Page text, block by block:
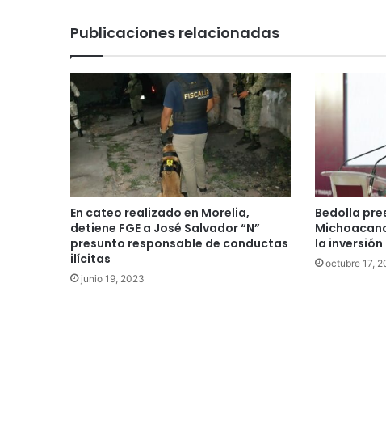
Publicaciones relacionadas
En cateo realizado en Morelia,
detiene FGE a José Salvador “N”
presunto responsable de conductas
ilícitas
junio 19, 2023
Bedolla
la
octubre 17,